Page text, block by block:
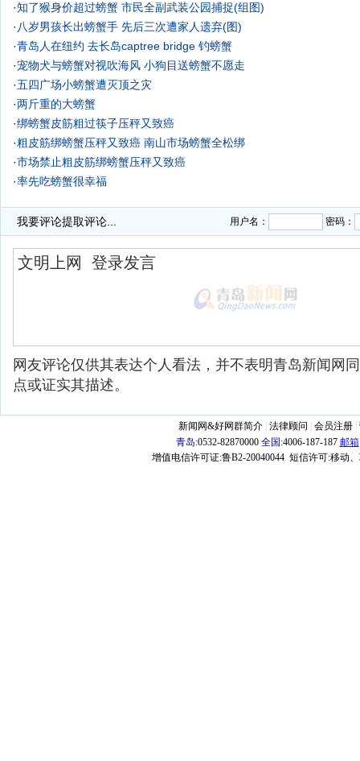
·知了猴身价超过螃蟹 市民全副武装公园捕捉(组图)
· 八岁男孩长出螃蟹手 先后三次遭家人遗弃(图)
·青岛人在纽约 去长岛captree bridge 钓螃蟹
·宠物犬与螃蟹对视吹海风 小狗目送螃蟹不愿走
·五四广场小螃蟹遭灭顶之灾
·两斤重的大螃蟹
·绑螃蟹皮筋粗过筷子压秤又致癌
·粗皮筋绑螃蟹压秤又致癌 南山市场螃蟹全松绑
·市场禁止粗皮筋绑螃蟹压秤又致癌
·率先吃螃蟹很幸福
我要评论提取评论... 用户名： 密码：
网友评论仅供其表达个人看法，并不表明青岛新闻网
点或证实其描述。